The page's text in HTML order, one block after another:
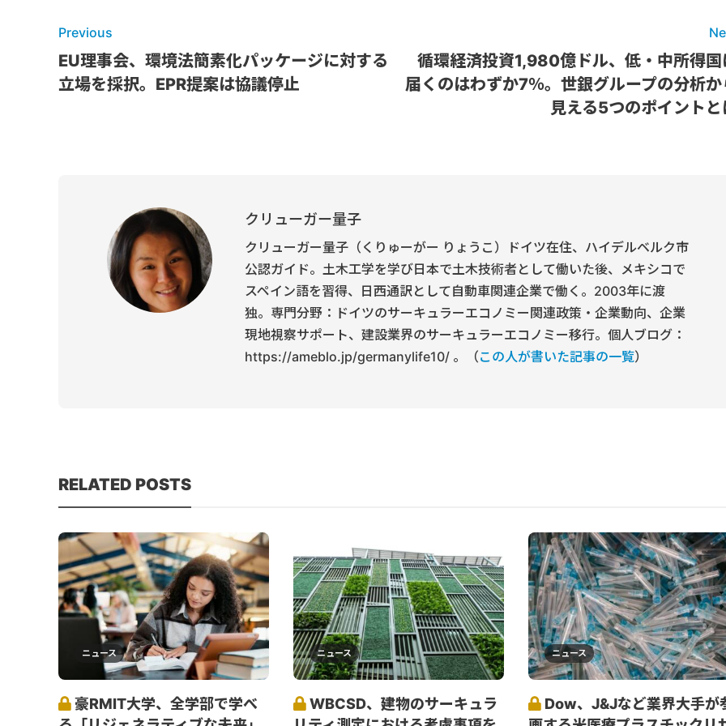
Previous
EU理事会、環境法簡素化パッケージに対する
立場を採択。EPR提案は協議停止
循環経済投資1,980億ドル、低・中所得国
届くのはわずか7％。世銀グループの分析か
見える5つのポイントと
クリューガー量子
クリューガー量子（くりゅーがー りょうこ）ドイツ在住、ハイデルベルク市
公認ガイド。土木工学を学び日本で土木技術者として働いた後、メキシコで
スペイン語を習得、日西通訳として自動車関連企業で働く。2003年に渡
独。専門分野：ドイツのサーキュラーエコノミー関連政策・企業動向、企業
現地視察サポート、建設業界のサーキュラーエコノミー移行。個人ブログ：
https://ameblo.jp/germanylife10/ 。（この人が書いた記事の一覧）
RELATED POSTS
ニュース
豪RMIT大学、全学部で学べ
ニュース
WBCSD、建物のサーキュラ
ニュース
Dow、J&Jなど業界大手が